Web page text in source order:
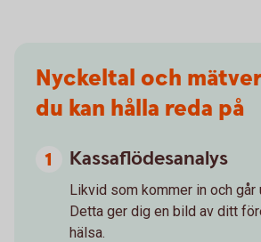
Nyckeltal och
du kan hålla reda på
Kassaflödesanalys
Likvid som kommer in och går
Detta ger dig en bild av ditt
hälsa.